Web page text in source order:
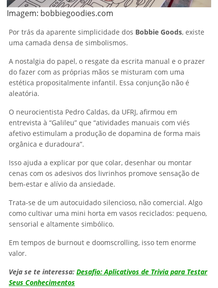
Imagem: bobbiegoodies.com
Por trás da aparente simplicidade dos Bobbie Goods, existe
uma camada densa de simbolismos.
A nostalgia do papel, o resgate da escrita manual e o prazer
do fazer com as próprias mãos se misturam com uma
estética propositalmente infantil. Essa conjunção não é
aleatória.
O neurocientista Pedro Caldas, da UFRJ, afirmou em
entrevista à “Galileu” que “atividades manuais com viés
afetivo estimulam a produção de dopamina de forma mais
orgânica e duradoura”.
Isso ajuda a explicar por que colar, desenhar ou montar
cenas com os adesivos dos livrinhos promove sensação de
bem-estar e alívio da ansiedade.
Trata-se de um autocuidado silencioso, não comercial. Algo
como cultivar uma mini horta em vasos reciclados: pequeno,
sensorial e altamente simbólico.
Em tempos de burnout e doomscrolling, isso tem enorme
valor.
Veja se te interessa: Desafio: Aplicativos de Trivia para Testar
Seus Conhecimentos